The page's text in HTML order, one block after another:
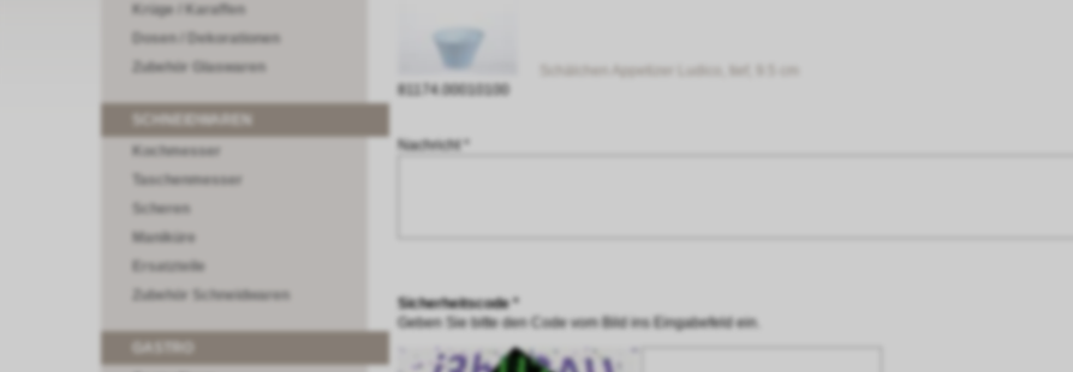
Krüge / Karaffen
Dosen / Dekorationen
Zubehör Glaswaren
Kochmesser
Taschenmesser
Scheren
Maniküre
Ersatzteile
Zubehör Schneidwaren
Schälchen Appetizer Ludico, tief, 9.5 cm
81174.00010100
Nachricht *
Sicherheitscode *
Geben Sie bitte den Code vom Bild ins Eingabefeld ein.